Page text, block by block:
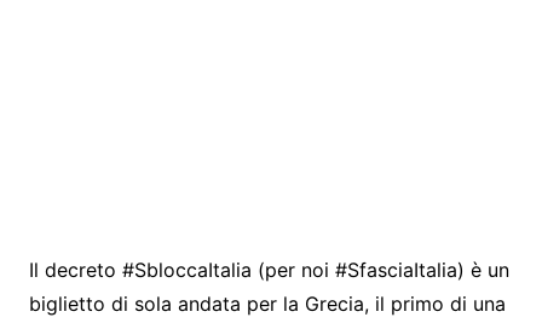
Il decreto #SbloccaItalia (per noi #SfasciaItalia) è un
biglietto di sola andata per la Grecia, il primo di una